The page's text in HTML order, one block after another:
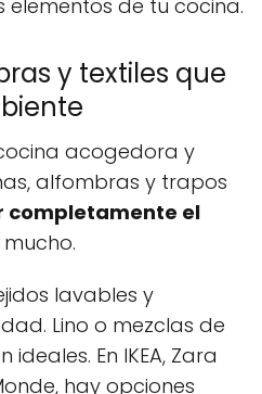
elementos de tu cocina.
y textiles que
acogedora y
alfombras y trapos
completamente el
lavables y
Lino o mezclas de
En IKEA, Zara
hay opciones